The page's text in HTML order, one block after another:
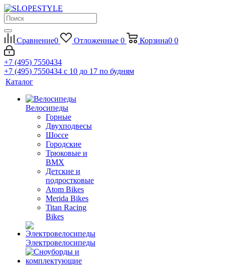
Сравнение0 Отложенные 0 Корзина0 0
+7 (495) 7550434
+7 (495) 7550434 с 10 до 17 по будням
Каталог
Велосипеды
Горные
Двухподвесы
Шоссе
Городские
Трюковые и
BMX
Детские и
подростковые
Atom Bikes
Merida Bikes
Titan Racing
Bikes
Электровелосипеды